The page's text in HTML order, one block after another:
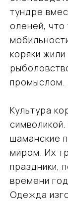
тундре
оленей, что
коряки
промыслом.
Культура
шаманские
миром. Их
праздники,
времени
Одежда